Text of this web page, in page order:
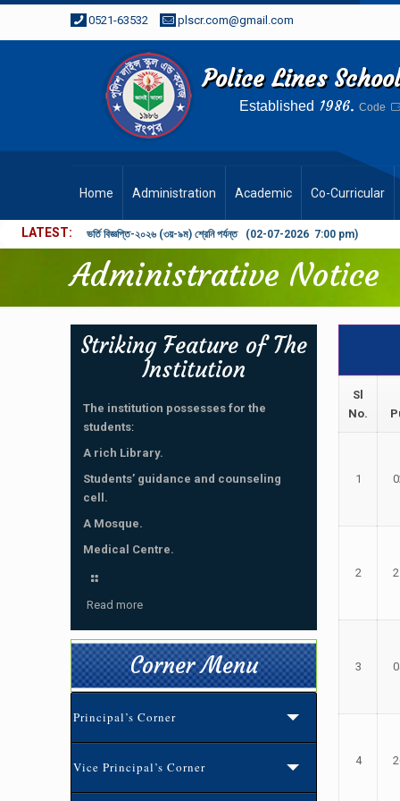
0521-63532 plscr.com@gmail.com
Police Lines
Established 1986.Code
Home Administration Academic Co-Curricular
LATEST প্রতিষ্ঠান বন্ধের বিজ্ঞপ্তি (21-05-2026 1:12 pm)
Administrative Notice
Striking Feature of The
Institution
The institution possesses for the
students:
A rich Library.
Students’ guidance and counseling
cell.
A Mosque.
Medical Centre.
Read more
Corner Menu
Principal’s Corner
Vice Principal’s Corner
Sl
No.
1
2
3
4